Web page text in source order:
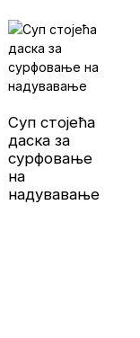
Суп стојећа
даска за
сурфовање
на
надувавање